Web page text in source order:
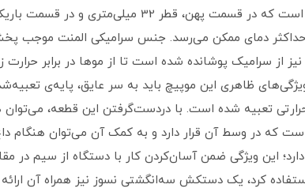
شده است که در مدت‌زمان 60 ثانیه، به حداکثر دمای ممکن می‌رسد. جنس
از سرامیک پوشانده شده است تا از موها در برابر
ظاهری این موپیچ باید به سر عایق، پایه‌ی
تعبیه شده است. با دردست‌گرفتن این قطعه،
که در وسط آن قرار دارد و به کمک آن می‌توان هنگام
دارد؛ این ویژگی ضمن آسان‌کردن کار با دستگاه از سیم
کرد، یک دستکش سه‌انگشتی نسوز نیز همراه آن